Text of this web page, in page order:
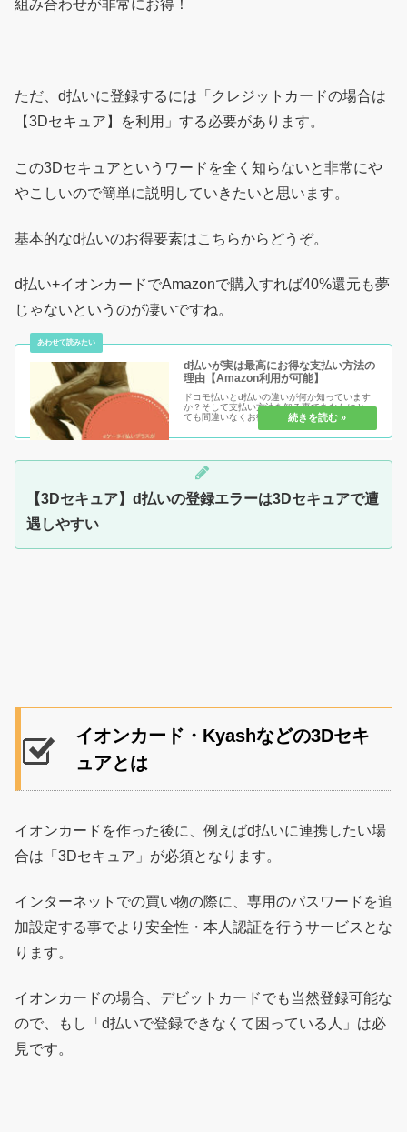
組み合わせが非常にお得！
ただ、d払いに登録するには「クレジットカードの場合は
【3Dセキュア】を利用」する必要があります。
この3Dセキュアというワードを全く知らないと非常にや
やこしいので簡単に説明していきたいと思います。
基本的なd払いのお得要素はこちらからどうぞ。
d払い+イオンカードでAmazonで購入すれば40%還元も夢
じゃないというのが凄いですね。
d払いが実は最高にお得な支払い方法の
理由【Amazon利用が可能】
ドコモ払いとd払いの違いが何か知っています
か？そして支払い方法を知る事であなたにとっ
ても間違いなくお得になるのがどちらか。dポ
イントを貯めたい人、JALマイルを貯めたい
人、お得な買い物をして行きたい人は要チェッ
【3Dセキュア】d払いの登録エラーは3Dセキュアで遭
遇しやすい
イオンカード・Kyashなどの3Dセキ
ュアとは
イオンカードを作った後に、例えばd払いに連携したい場
合は「3Dセキュア」が必須となります。
インターネットでの買い物の際に、専用のパスワードを追
加設定する事でより安全性・本人認証を行うサービスとな
ります。
イオンカードの場合、デビットカードでも当然登録可能な
ので、もし「d払いで登録できなくて困っている人」は必
見です。